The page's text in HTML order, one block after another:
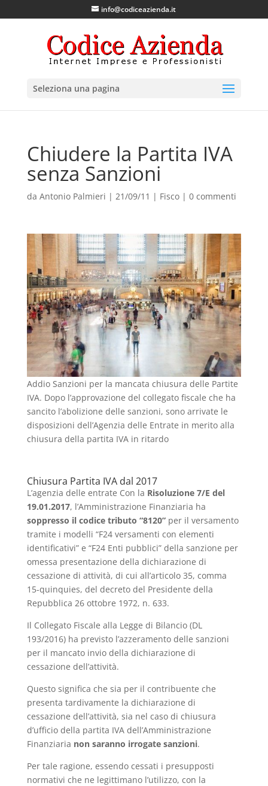
info@codiceazienda.it
Seleziona una pagina
Chiudere la Partita IVA
senza Sanzioni
da Antonio Palmieri | 21/09/11 | Fisco| 0 commenti
Addio Sanzioni per la mancata chiusura delle Partite
IVA. Dopo l’approvazione del collegato fiscale che ha
sancito l’abolizione delle sanzioni, sono arrivate le
disposizioni dell’Agenzia delle Entrate in merito alla
chiusura della partita IVA in ritardo
Chiusura Partita IVA dal 2017
L’agenzia delle entrate Con la Risoluzione 7/E del
19.01.2017, l’Amministrazione Finanziaria ha
soppresso il codice tributo “8120”per il versamento
tramite i modelli “F24 versamenti con elementi
identificativi” e “F24 Enti pubblici” della sanzione per
omessa presentazione della dichiarazione di
cessazione di attività, di cui all’articolo 35, comma
15-quinquies, del decreto del Presidente della
Repubblica 26 ottobre 1972, n. 633.
Il Collegato Fiscale alla Legge di Bilancio (DL
193/2016) ha previsto l’azzeramento delle sanzioni
per il mancato invio della dichiarazione di
cessazione dell’attività.
Questo significa che sia per il contribuente che
presenta tardivamente la dichiarazione di
cessazione dell’attività, sia nel caso di chiusura
d’ufficio della partita IVA dell’Amministrazione
Finanziaria non saranno irrogate sanzioni.
Per tale ragione, essendo cessati i presupposti
normativi che ne legittimano l’utilizzo, con la